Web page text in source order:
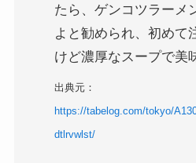
たら、ゲンコツラーメ
よと勧められ、初めて
けど濃厚なスープで美
出典元：
https://tabelog.com/tokyo/
dtlrvwlst/